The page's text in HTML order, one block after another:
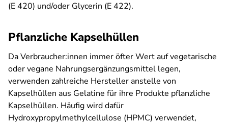
(E 420) und/oder Glycerin (E 422).
Pflanzliche Kapselhüllen
Da Verbraucher:innen immer öfter Wert auf vegetarische
oder vegane Nahrungsergänzungsmittel legen,
verwenden zahlreiche Hersteller anstelle von
Kapselhüllen aus Gelatine für ihre Produkte pflanzliche
Kapselhüllen. Häufig wird dafür
Hydroxypropylmethylcellulose (HPMC) verwendet,